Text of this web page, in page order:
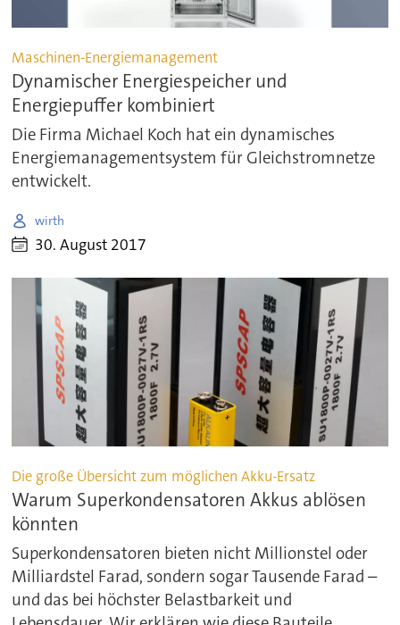
Maschinen-Energiemanagement
Dynamischer Energiespeicher und
Energiepuffer kombiniert
Die Firma Michael Koch hat ein dynamisches
Energiemanagementsystem für Gleichstromnetze
entwickelt.
wirth
30. August 2017
Die große Übersicht zum möglichen Akku-Ersatz
Warum Superkondensatoren Akkus ablösen
könnten
Superkondensatoren bieten nicht Millionstel oder
Milliardstel Farad, sondern sogar Tausende Farad –
und das bei höchster Belastbarkeit und